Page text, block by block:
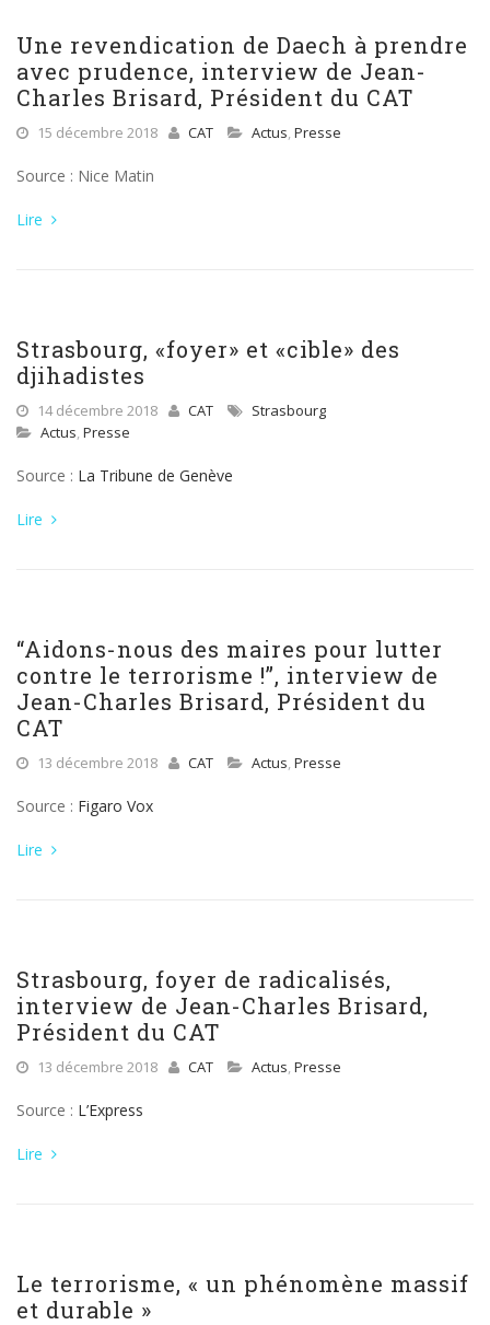
Une revendication de Daech à prendre
avec prudence, interview de Jean-
Charles Brisard, Président du CAT
15 décembre 2018 CAT Actus, Presse
Source : Nice Matin
Lire
Strasbourg, «foyer» et «cible» des
djihadistes
14 décembre 2018 CAT
Strasbourg
Actus, Presse
Source : La Tribune de Genève
Lire
“Aidons-nous des maires pour lutter
contre le terrorisme !”, interview de
Jean-Charles Brisard, Président du
CAT
13 décembre 2018 CAT Actus, Presse
Source : Figaro Vox
Lire
Strasbourg, foyer de radicalisés,
interview de Jean-Charles Brisard,
Président du CAT
13 décembre 2018 CAT Actus, Presse
Source : L’Express
Lire
Le terrorisme, « un phénomène massif
et durable »